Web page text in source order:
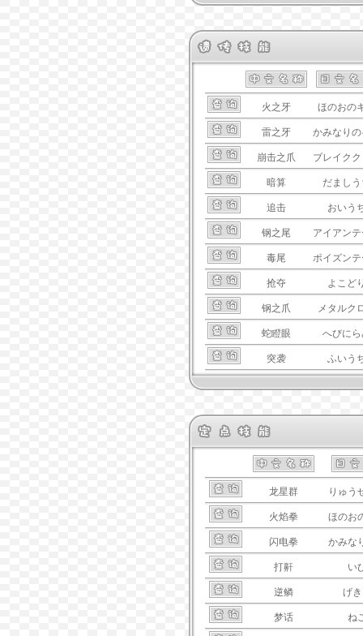
火之牙 ほのおの
雷之牙 かみなり
崩击之爪 ブレイク
暗算 だまし
追击 おいう
钢之尾 アイアン
毒尾 ポイズン
抢夺 よこど
钢之爪 メタルク
蛇瞪眼 へびに
突袭 ふいう
龙星群 りゅう
火焰拳 ほのお
闪电拳 かみな
打鼾 い
逆鳞 げ
梦话 ね